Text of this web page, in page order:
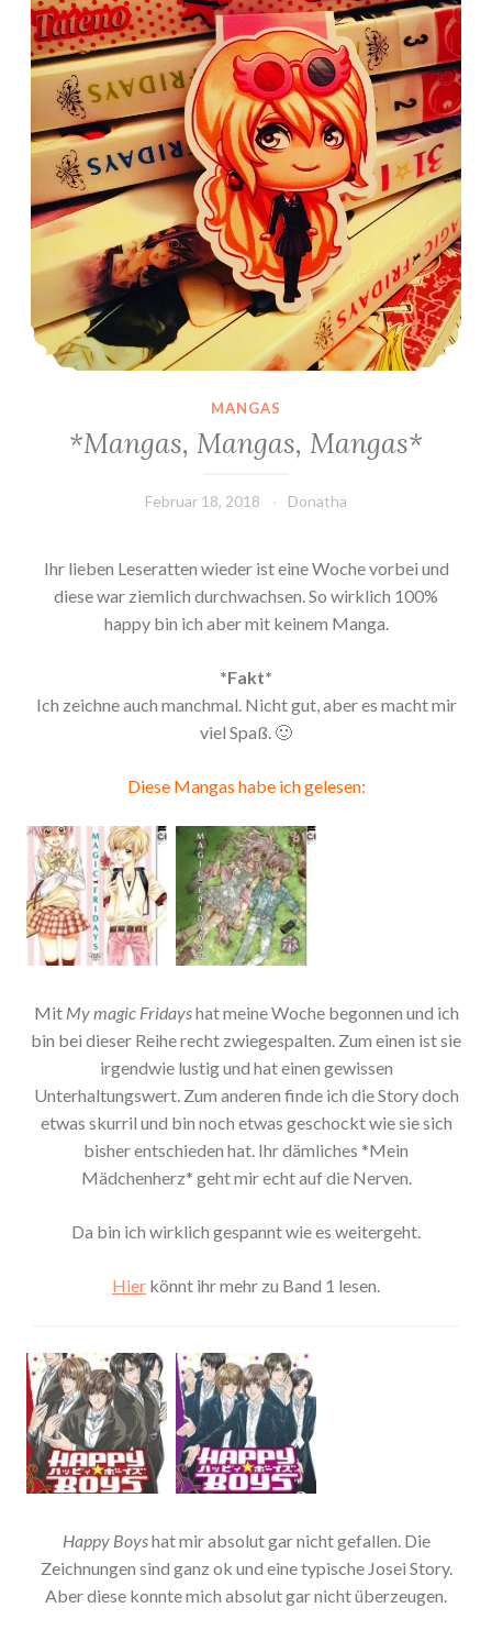
MANGAS
*Mangas, Mangas, Mangas*
Februar 18, 2018 Donatha
Ihr lieben Leseratten wieder ist eine Woche vorbei und
diese war ziemlich durchwachsen. So wirklich 100%
happy bin ich aber mit keinem Manga.
*Fakt*
Ich zeichne auch manchmal. Nicht gut, aber es macht mir
viel Spaß. 🙂
Diese Mangas habe ich gelesen:
Mit My magic Fridayshat meine Woche begonnen und ich
bin bei dieser Reihe recht zwiegespalten. Zum einen ist sie
irgendwie lustig und hat einen gewissen
Unterhaltungswert. Zum anderen finde ich die Story doch
etwas skurril und bin noch etwas geschockt wie sie sich
bisher entschieden hat. Ihr dämliches *Mein
Mädchenherz* geht mir echt auf die Nerven.
Da bin ich wirklich gespannt wie es weitergeht.
Hier könnt ihr mehr zu Band 1 lesen.
Happy Boyshat mir absolut gar nicht gefallen. Die
Zeichnungen sind ganz ok und eine typische Josei Story.
Aber diese konnte mich absolut gar nicht überzeugen.